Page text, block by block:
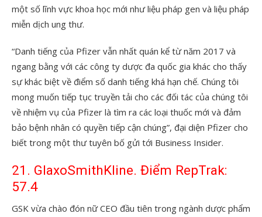
một số lĩnh vực khoa học mới như liệu pháp gen và liệu pháp
miễn dịch ung thư.
“Danh tiếng của Pfizer vẫn nhất quán kể từ năm 2017 và
ngang bằng với các công ty dược đa quốc gia khác cho thấy
sự khác biệt về điểm số danh tiếng khá hạn chế. Chúng tôi
mong muốn tiếp tục truyền tải cho các đối tác của chúng tôi
về nhiệm vụ của Pfizer là tìm ra các loại thuốc mới và đảm
bảo bệnh nhân có quyền tiếp cận chúng”, đại diện Pfizer cho
biết trong một thư tuyên bố gửi tới Business Insider.
21. GlaxoSmithKline. Điểm RepTrak:
57.4
GSK vừa chào đón nữ CEO đầu tiên trong ngành dược phẩm